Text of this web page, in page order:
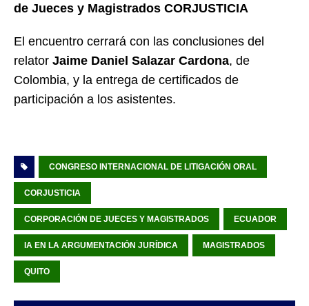
de Jueces y Magistrados CORJUSTICIA
El encuentro cerrará con las conclusiones del
relator Jaime Daniel Salazar Cardona, de
Colombia, y la entrega de certificados de
participación a los asistentes.
CONGRESO INTERNACIONAL DE LITIGACIÓN ORAL
CORJUSTICIA
CORPORACIÓN DE JUECES Y MAGISTRADOS ECUADOR
IA EN LA ARGUMENTACIÓN JURÍDICA MAGISTRADOS
QUITO